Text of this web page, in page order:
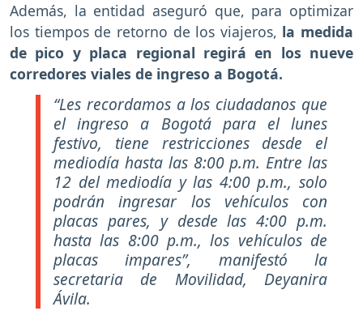
Además, la entidad aseguró que, para optimizar
los tiempos de retorno de los viajeros, la medida
de pico y placa regional regirá en los nueve
corredores viales de ingreso a Bogotá.
“Les recordamos a los ciudadanos que
el ingreso a Bogotá para el lunes
festivo, tiene restricciones desde el
mediodía hasta las 8:00 p.m. Entre las
12 del mediodía y las 4:00 p.m., solo
podrán ingresar los vehículos con
placas pares, y desde las 4:00 p.m.
hasta las 8:00 p.m., los vehículos de
placas impares”, manifestó la
secretaria de Movilidad, Deyanira
Ávila.